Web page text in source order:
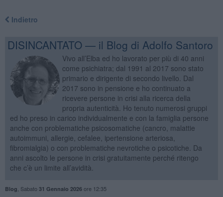
Indietro
DISINCANTATO — il Blog di Adolfo Santoro
Vivo all’Elba ed ho lavorato per più di 40 anni
come psichiatra; dal 1991 al 2017 sono stato
primario e dirigente di secondo livello. Dal
2017 sono in pensione e ho continuato a
ricevere persone in crisi alla ricerca della
propria autenticità. Ho tenuto numerosi gruppi
ed ho preso in carico individualmente e con la famiglia persone
anche con problematiche psicosomatiche (cancro, malattie
autoimmuni, allergie, cefalee, ipertensione arteriosa,
fibromialgia) o con problematiche nevrotiche o psicotiche. Da
anni ascolto le persone in crisi gratuitamente perché ritengo
che c’è un limite all’avidità.
Blog Sabato 31 Gennaio 2026ore 12:35